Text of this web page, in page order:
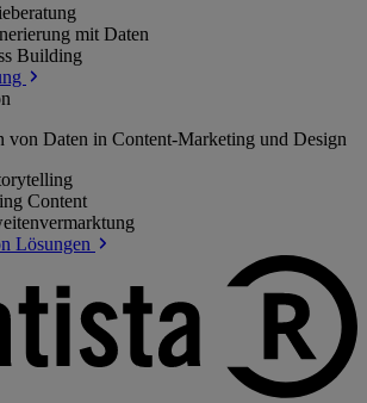
mit Daten
Building
von Daten in Content-Marketing und Design
Content
Lösungen